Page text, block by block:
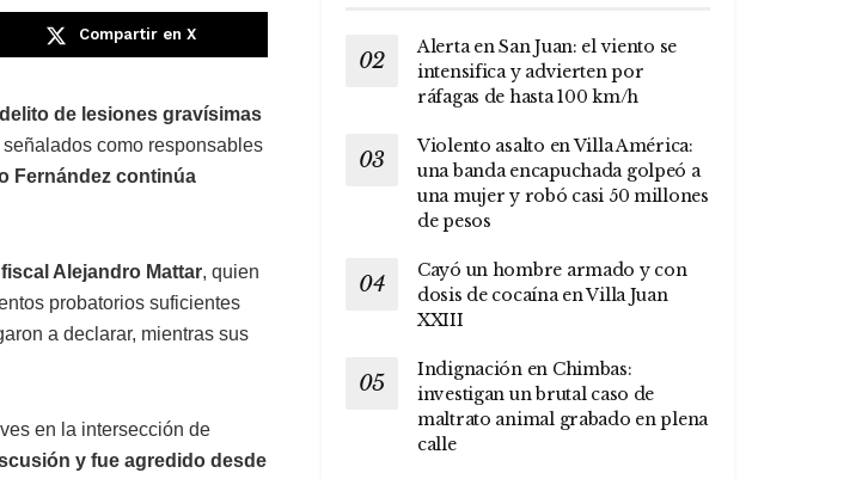
Compartir en X
de lesiones gravísimas
señalados como responsables
Fernández continúa
Alejandro Mattar, quien
probatorios suficientes
a declarar, mientras sus
en la intersección de
y fue agredido desde
Alerta en San Juan: el viento se
intensifica y advierten por
ráfagas de hasta 100 km/h
Violento asalto en Villa América:
una banda encapuchada golpeó a
una mujer y robó casi 50 millones
de pesos
Cayó un hombre armado y con
dosis de cocaína en Villa Juan
XXIII
Indignación en Chimbas:
investigan un brutal caso de
maltrato animal grabado en plena
calle